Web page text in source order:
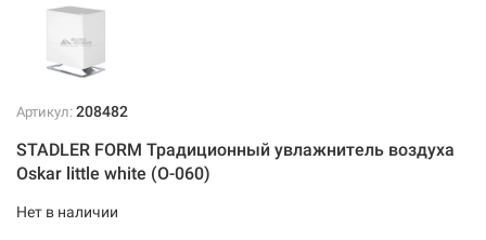
Артикул: 208482
STADLER FORM Традиционный увлажнитель воздуха
Oskar little white (O-060)
Нет в наличии